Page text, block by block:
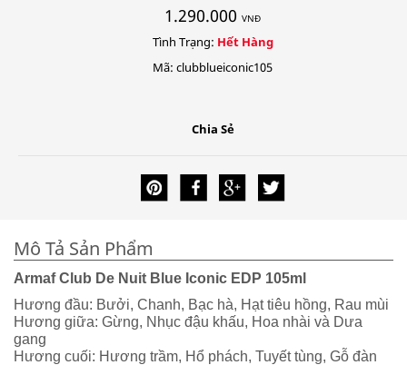
1.290.000 VNĐ
Tình Trạng: Hết Hàng
Mã: clubblueiconic105
Chia Sẻ
Mô Tả Sản Phẩm
Armaf Club De Nuit Blue Iconic EDP 105ml
Hương đầu: Bưởi, Chanh, Bạc hà, Hạt tiêu hồng, Rau mùi
Hương giữa: Gừng, Nhục đậu khấu, Hoa nhài và Dưa
gang
Hương cuối: Hương trầm, Hổ phách, Tuyết tùng, Gỗ đàn